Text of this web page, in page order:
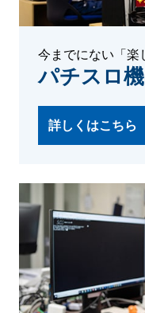
今までにない「楽
パチスロ
詳しくはこちら